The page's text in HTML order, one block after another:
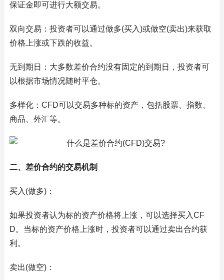
保证金即可进行大额交易。
双向交易：投资者可以通过做多(买入)或做空(卖出)来获取
价格上涨或下跌的收益。
无到期日：大多数差价合约没有固定的到期日，投资者可
以根据市场情况随时平仓。
多样化：CFD可以交易多种标的资产，包括股票、指数、
商品、外汇等。
二、差价合约的交易机制
买入(做多)：
如果投资者认为标的资产价格将上涨，可以选择买入CF
D。当标的资产价格上涨时，投资者可以通过卖出合约获
利。
卖出(做空)：